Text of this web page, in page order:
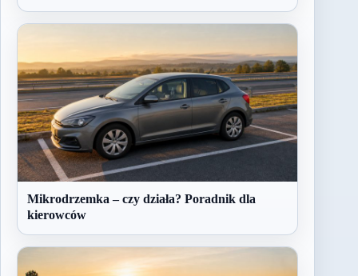
Mikrodrzemka – czy działa? Poradnik dla
kierowców